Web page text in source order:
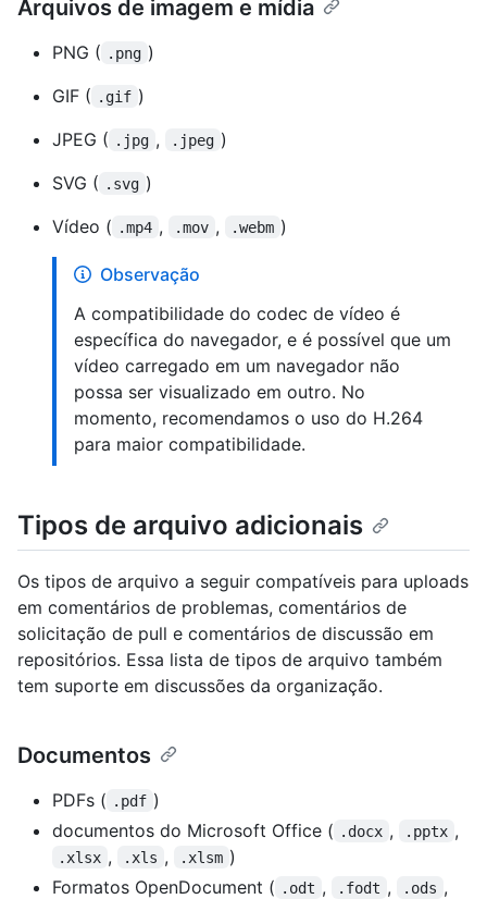
Arquivos de imagem e mídia
PNG ( .png )
GIF ( .gif )
JPEG ( .jpg , .jpeg )
SVG ( .svg )
Vídeo ( .mp4 , .mov , .webm )
Observação
A compatibilidade do codec de vídeo é
específica do navegador, e é possível que um
vídeo carregado em um navegador não
possa ser visualizado em outro. No
momento, recomendamos o uso do H.264
para maior compatibilidade.
Tipos de arquivo adicionais
Os tipos de arquivo a seguir compatíveis para uploads
em comentários de problemas, comentários de
solicitação de pull e comentários de discussão em
repositórios. Essa lista de tipos de arquivo também
tem suporte em discussões da organização.
Documentos
PDFs ( .pdf )
documentos do Microsoft Office ( .docx , .pptx ,
.xlsx , .xls , .xlsm )
Formatos OpenDocument ( .odt , .fodt , .ods ,